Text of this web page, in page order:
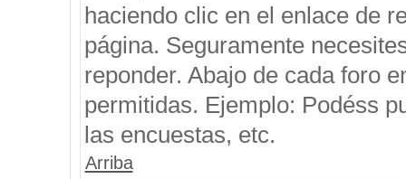
haciendo clic en el enlace de
página. Seguramente
reponder. Abajo de cada foro
permitidas. Ejemplo: Podéss
las encuestas, etc.
Arriba